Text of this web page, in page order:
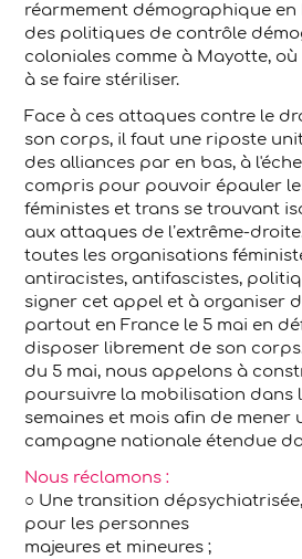
réarmement démographique en
des politiques de contrôle
coloniales comme à Mayotte, où
à se faire stériliser.
Face à ces attaques contre le
son corps, il faut une riposte
des alliances par en bas, à
compris pour pouvoir épauler
féministes et trans se trouvant
aux attaques de l’extrême-
toutes les organisations
antiracistes, antifascistes,
signer cet appel et à organiser
partout en France le 5 mai en
disposer librement de son
du 5 mai, nous appelons à
poursuivre la mobilisation dans
semaines et mois afin de mener
campagne nationale étendue
Nous réclamons :
○ Une transition
pour les personnes
majeures et mineures ;